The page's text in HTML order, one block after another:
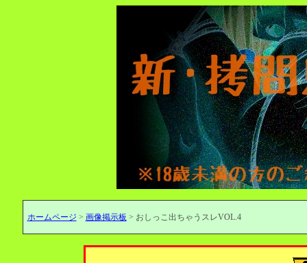
ホームページ > 画像掲示板 > おしっこ出ちゃうスレVOL.4